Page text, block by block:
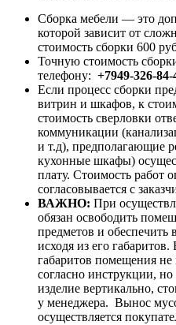
Сборка мебели — это
которой зависит от
стоимость сборки 600
Точную стоимость
телефону: +7949-326-84-
Если процесс сборки
витрин и шкафов, к
стоимость сверловки
коммуникации
и т.д), предполагающие
кухонные шкафы)
плату. Стоимость работ
согласовывается с
ВАЖНО: При
обязан освободить
предметов и обеспечить
исходя из его габаритов.
габаритов помещения
согласно инструкции, но
изделие вертикально,
у менеджера. Вынос
осуществляется